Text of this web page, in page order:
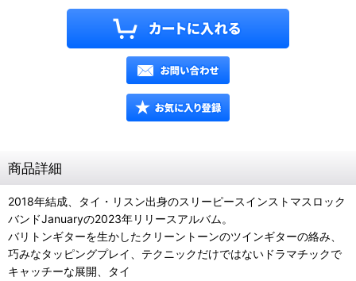
商品詳細
2018年結成、タイ・リスン出身のスリーピースインストマスロック
バンドJanuaryの2023年リリースアルバム。
バリトンギターを生かしたクリーントーンのツインギターの絡み、
巧みなタッピングプレイ、テクニックだけではないドラマチックで
キャッチーな展開、タイ